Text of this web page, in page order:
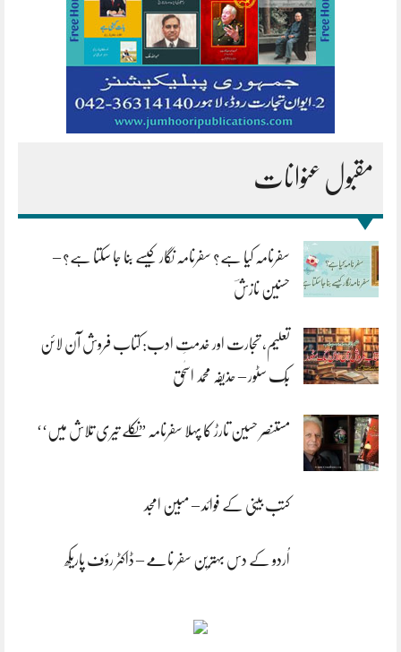
مقبول عنوانات
سفرنامہ کیا ہے؟ سفرنامہ نگار کیسے بنا جا سکتا ہے؟ –
حسنین نازشؔ
تعلیم، تجارت اور خدمتِ ادب: کتاب فروش آن لائن
بُک سٹور – حذیفہ محمد اسحٰق
مستنصر حسین تارڑ کا پہلا سفرنامہ ”نکلے تیری تلاش میں‘‘
کتب بینی کے فوائد – مبین امجد
اُردو کے دس بہترین سفر نامے – ڈاکٹر رؤف پاریکھ